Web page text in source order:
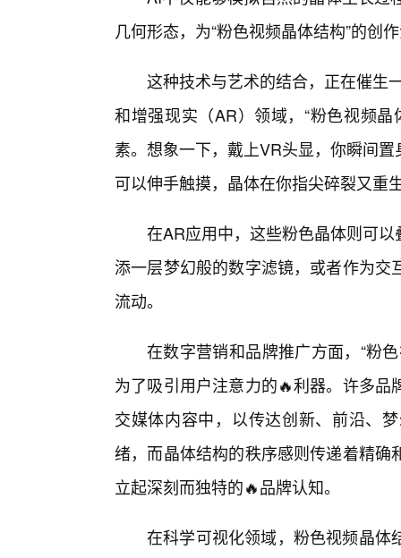
几何形态，为“粉色视频晶体结构”的创
这种技术与艺术的结合，正在催生
和增强现实（AR）领域，“粉色视频
素。想象一下，戴上VR头显，你瞬间
可以伸手触摸，晶体在你指尖碎裂又重
在AR应用中，这些粉色晶体则可
添一层梦幻般的数字滤镜，或者作为
流动。
在数字营销和品牌推广方面，“粉
为了吸引用户注意力的🔥利器。许多
交媒体内容中，以传达创新、前沿、
绪，而晶体结构的秩序感则传递着精
立起深刻而独特的🔥品牌认知。
在科学可视化领域，粉色视频晶体